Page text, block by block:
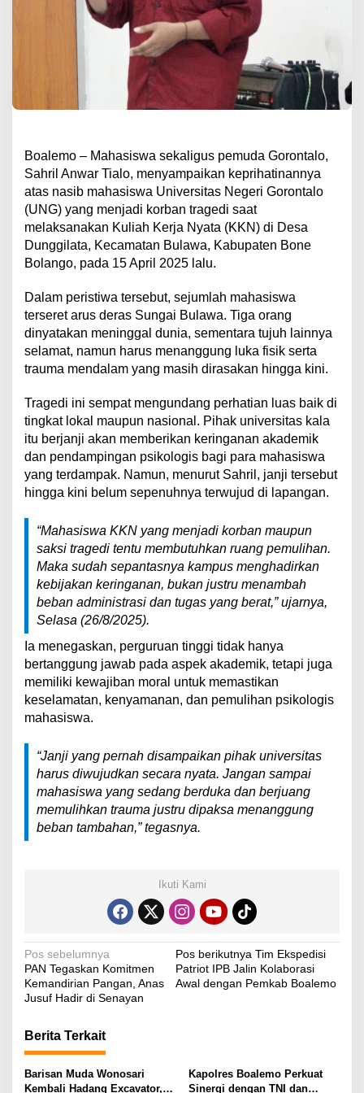
Boalemo – Mahasiswa sekaligus pemuda Gorontalo,
Sahril Anwar Tialo, menyampaikan keprihatinannya
atas nasib mahasiswa Universitas Negeri Gorontalo
(UNG) yang menjadi korban tragedi saat
melaksanakan Kuliah Kerja Nyata (KKN) di Desa
Dunggilata, Kecamatan Bulawa, Kabupaten Bone
Bolango, pada 15 April 2025 lalu.
Dalam peristiwa tersebut, sejumlah mahasiswa
terseret arus deras Sungai Bulawa. Tiga orang
dinyatakan meninggal dunia, sementara tujuh lainnya
selamat, namun harus menanggung luka fisik serta
trauma mendalam yang masih dirasakan hingga kini.
Tragedi ini sempat mengundang perhatian luas baik di
tingkat lokal maupun nasional. Pihak universitas kala
itu berjanji akan memberikan keringanan akademik
dan pendampingan psikologis bagi para mahasiswa
yang terdampak. Namun, menurut Sahril, janji tersebut
hingga kini belum sepenuhnya terwujud di lapangan.
“Mahasiswa KKN yang menjadi korban maupun
saksi tragedi tentu membutuhkan ruang pemulihan.
Maka sudah sepantasnya kampus menghadirkan
kebijakan keringanan, bukan justru menambah
beban administrasi dan tugas yang berat,” ujarnya,
Selasa (26/8/2025).
Ia menegaskan, perguruan tinggi tidak hanya
bertanggung jawab pada aspek akademik, tetapi juga
memiliki kewajiban moral untuk memastikan
keselamatan, kenyamanan, dan pemulihan psikologis
mahasiswa.
“Janji yang pernah disampaikan pihak universitas
harus diwujudkan secara nyata. Jangan sampai
mahasiswa yang sedang berduka dan berjuang
memulihkan trauma justru dipaksa menanggung
beban tambahan,” tegasnya.
Ikuti Kami
N
a
v
i
g
a
Pos sebelumnya
PAN Tegaskan Komitmen
Kemandirian Pangan, Anas
Jusuf Hadir di Senayan
Pos berikutnya Tim Ekspedisi
Patriot IPB Jalin Kolaborasi
Awal dengan Pemkab Boalemo
Berita Terkait
Barisan Muda Wonosari
Kembali Hadang Excavator,
Kapolres Boalemo Perkuat
Sinergi dengan TNI dan